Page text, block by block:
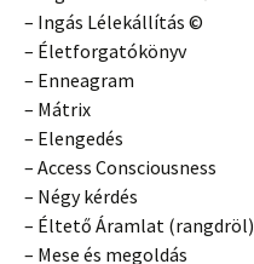
– Ingás Lélekállítás ©
– Életforgatókönyv
– Enneagram
– Mátrix
– Elengedés
– Access Consciousness
– Négy kérdés
– Éltető Áramlat (rangdröl)
– Mese és megoldás